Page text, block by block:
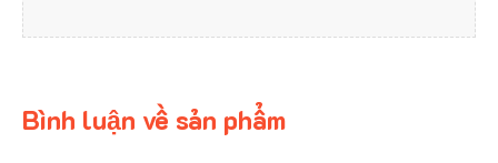
Bình luận về sản phẩm